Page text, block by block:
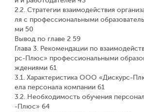
2.2. Стратегии взаимодействия
ля с профессиональными
ми 50
Вывод по главе 2 59
Глава 3. Рекомендации по
рс-Плюс» профессиональными
ждениями 61
3.1. Характеристика ООО «Дискурс-
ела персонала компании 61
3.2. Необходимость обучения
-Плюс» 64